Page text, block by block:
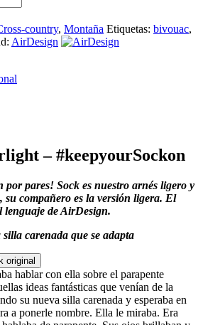
country, Montaña Etiquetas: bivouac,
AirDesign
– #keepyourSockon
por pares! Sock es nuestro arnés ligero y
su compañero es la versión ligera. El
lenguaje de AirDesign.
carenada que se adapta
original
hablar con ella sobre el parapente
ideas fantásticas que venían de la
su nueva silla carenada y esperaba en
a ponerle nombre. Ella le miraba. Era